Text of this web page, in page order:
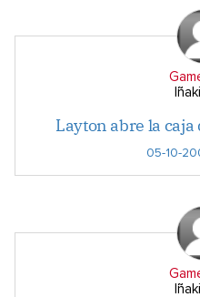
Layton abre la caja
05-10-